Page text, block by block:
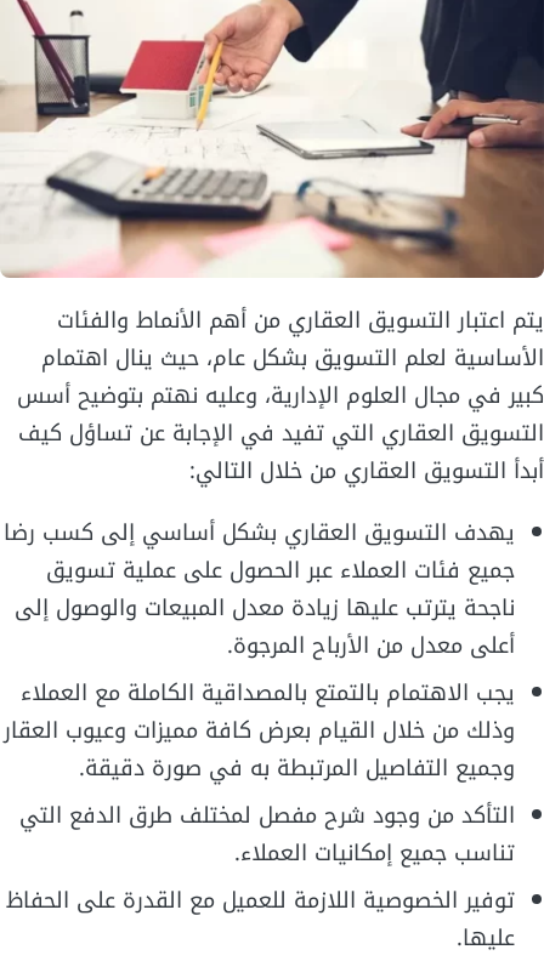
يتم اعتبار التسويق العقاري من أهم الأنماط والفئات
الأساسية لعلم التسويق بشكل عام، حيث ينال اهتمام
كبير في مجال العلوم الإدارية، وعليه نهتم بتوضيح أسس
التسويق العقاري التي تفيد في الإجابة عن تساؤل كيف
أبدأ التسويق العقاري من خلال التالي:
يهدف التسويق العقاري بشكل أساسي إلى كسب رضا
جميع فئات العملاء عبر الحصول على عملية تسويق
ناجحة يترتب عليها زيادة معدل المبيعات والوصول إلى
أعلى معدل من الأرباح المرجوة.
يجب الاهتمام بالتمتع بالمصداقية الكاملة مع العملاء
وذلك من خلال القيام بعرض كافة مميزات وعيوب العقار
وجميع التفاصيل المرتبطة به في صورة دقيقة.
التأكد من وجود شرح مفصل لمختلف طرق الدفع التي
تناسب جميع إمكانيات العملاء.
توفير الخصوصية اللازمة للعميل مع القدرة على الحفاظ
عليها.